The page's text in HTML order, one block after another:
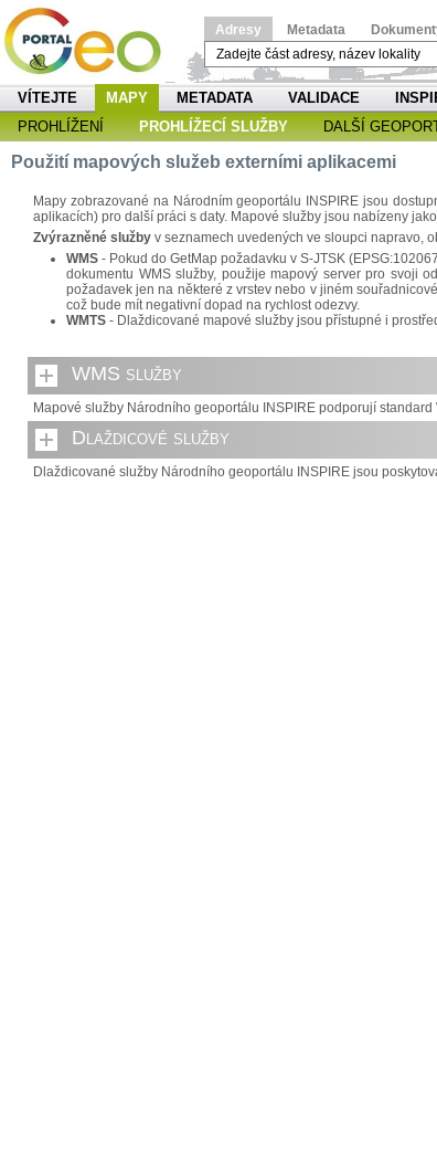
Adresy Metadata
VÍTEJTE MAPY METADATA VALIDACE
PROHLÍŽENÍ
PROHLÍŽECÍ SLUŽBY DALŠÍ
Použití mapových služeb externími aplikacemi
Mapy zobrazované na Národním geoportálu INSPIRE jsou
aplikacích) pro další práci s daty. Mapové služby jsou nabízeny
Zvýrazněné služby v seznamech uvedených ve sloupci napravo,
WMS - Pokud do GetMap požadavku v S-JTSK
dokumentu WMS služby, použije mapový server pro svoji
požadavek jen na některé z vrstev nebo v jiném
což bude mít negativní dopad na rychlost odezvy.
WMTS - Dlaždicované mapové služby jsou přístupné i
WMS služby
Mapové služby Národního geoportálu INSPIRE podporují
Dlaždicové služby
Dlaždicované služby Národního geoportálu INSPIRE jsou